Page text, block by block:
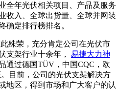
全年光伏相关项目、产品及服务
收入、全球出货量、全球并网装
确定排行榜排名。
殊荣，充分肯定公司在光伏市
支架行业十余年， 易捷大力神
通过德国TÜV，中国CQC，欧
目前，公司的光伏支架解决方
地区，得到市场和广大客户的认